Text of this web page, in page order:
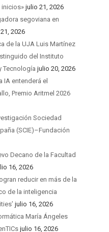
inicios» julio 21, 2026
segoviana en
2026
de la UJA Luis Martínez
del Instituto
Tecnología julio 20, 2026
IA entenderá el
Premio Aritmel 2026
Sociedad
(SCIE)–Fundación
Decano de la Facultad
16, 2026
reducir en más de la
de la inteligencia
julio 16, 2026
María Ángeles
julio 16, 2026